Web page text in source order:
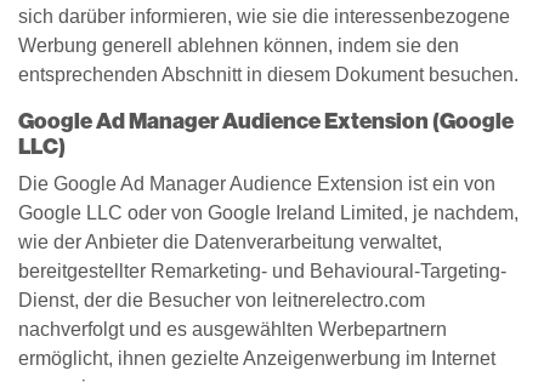
sich darüber informieren, wie sie die interessenbezogene
Werbung generell ablehnen können, indem sie den
entsprechenden Abschnitt in diesem Dokument besuchen.
Google Ad Manager Audience Extension (Google
LLC)
Die Google Ad Manager Audience Extension ist ein von
Google LLC oder von Google Ireland Limited, je nachdem,
wie der Anbieter die Datenverarbeitung verwaltet,
bereitgestellter Remarketing- und Behavioural-Targeting-
Dienst, der die Besucher von leitnerelectro.com
nachverfolgt und es ausgewählten Werbepartnern
ermöglicht, ihnen gezielte Anzeigenwerbung im Internet